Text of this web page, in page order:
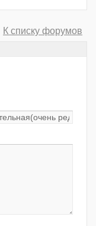
К списку форумов